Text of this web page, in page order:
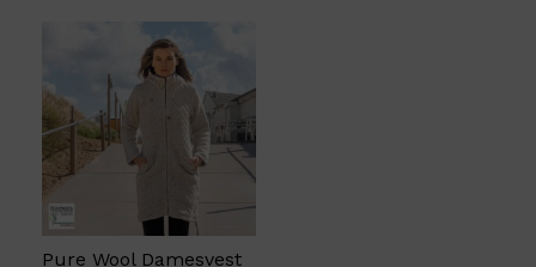
Pure Wool Damesvest